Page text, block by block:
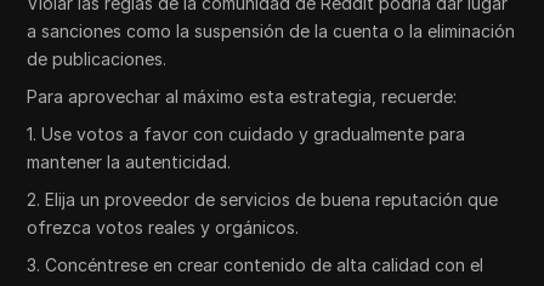
a sanciones como la suspensión de la cuenta o la eliminación
de publicaciones.
Para aprovechar al máximo esta estrategia, recuerde:
1. Use votos a favor con cuidado y gradualmente para
mantener la autenticidad.
2. Elija un proveedor de servicios de buena reputación que
ofrezca votos reales y orgánicos.
3. Concéntrese en crear contenido de alta calidad con el